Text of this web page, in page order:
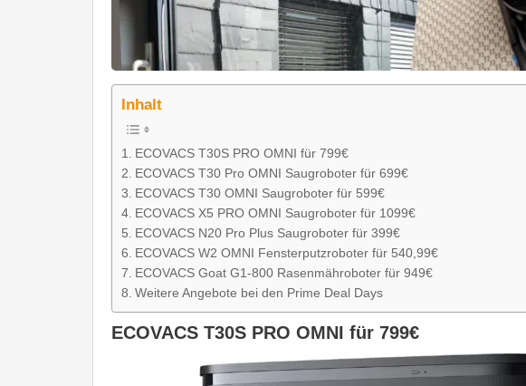
Inhalt
ECOVACS T30S PRO OMNI für 799€
ECOVACS T30 Pro OMNI Saugroboter für 699€
ECOVACS T30 OMNI Saugroboter für 599€
ECOVACS X5 PRO OMNI Saugroboter für 1099€
ECOVACS N20 Pro Plus Saugroboter für 399€
ECOVACS W2 OMNI Fensterputzroboter für 540,99€
ECOVACS Goat G1-800 Rasenmähroboter für 949€
Weitere Angebote bei den Prime Deal Days
ECOVACS T30S PRO OMNI für 799€